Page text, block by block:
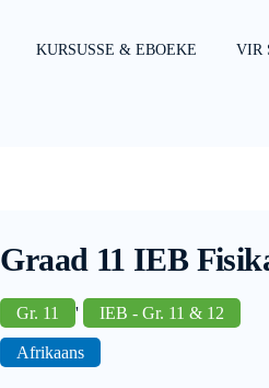
KURSUSSE & EBOEKE VIR
Graad 11 IEB
Gr. 11 ' IEB - Gr. 11 & 12
Afrikaans